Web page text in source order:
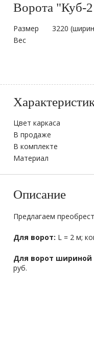
Ворота
Размер
3220
Вес
Цвет каркаса
В продаже
В комплекте
Материал
Описание
Предлагаем
Для ворот: L = 2 м;
Для ворот шириной
руб.